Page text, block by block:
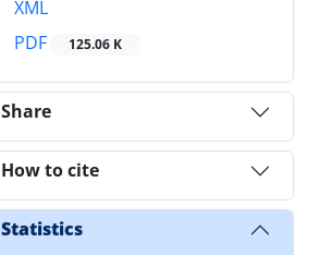
XML
PDF
125.06 K
Share
How to cite
Statistics